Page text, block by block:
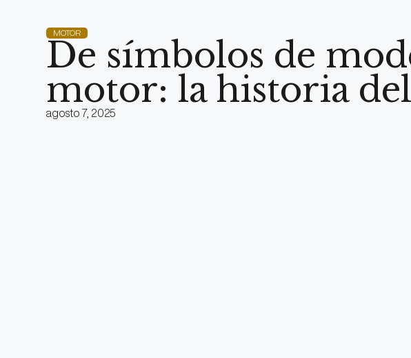
MOTOR
De símbolos de
motor: la historia
agosto 7, 2025